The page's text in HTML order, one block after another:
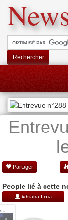
Rechercher
Partager
People lié à cette
Adriana Lima